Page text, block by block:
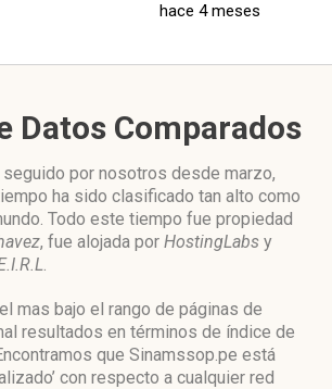
hace 4 meses
Datos Comparados
por nosotros desde marzo,
ha sido clasificado tan alto como
Todo este tiempo fue propiedad
, fue alojada por HostingLabs y
.
mas bajo el rango de páginas de
resultados en términos de índice de
que Sinamssop.pe está
con respecto a cualquier red